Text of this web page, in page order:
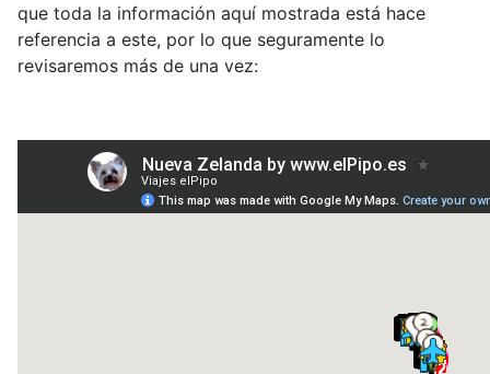
que toda la información aquí mostrada está hace
referencia a este, por lo que seguramente lo
revisaremos más de una vez: